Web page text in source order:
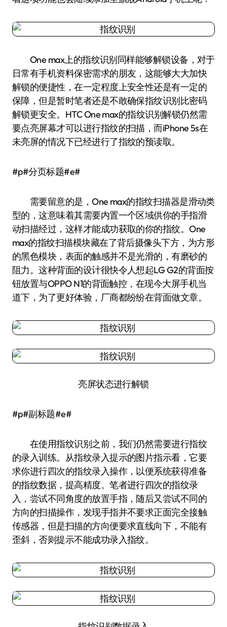
One max上的指纹识别同样能够解锁设备，对于
日常有手机资料保密需求的朋友，这能够大大加快
解锁的便捷性，在一定程度上安全性还是有一定的
保障，但是暂时笔者还是不敢确保指纹识别比密码
解锁更安全。HTC One max的指纹识别解锁仍然需
要点亮屏幕才可以进行指纹的扫描，而iPhone 5s在
未亮屏的情况下已经进行了指纹的预读取。
#p#分页标题#e#
需要留意的是，One max的指纹扫描器是滑动类
型的，这意味着其需要内置一个区域供你的手指滑
动扫描经过，这样才能成功获取的你的指纹。One
max的指纹扫描模块藏在了背后摄像头下方，为方形
的黑色模块，表面的触感并不是光滑的，有磨砂的
阻力。这种背面的设计很快令人想起LG G2的背面按
钮放置与OPPO N1的背面触控，在现今大屏手机当
道下，为了更好体验，厂商都纷纷在背面做文章。
亮屏状态进行解锁
#p#副标题#e#
在使用指纹识别之前，我们仍然需要进行指纹
的录入训练。从指纹录入提示的图片指示看，它要
求你进行四次的指纹录入操作，以便系统获得准备
的指纹数据，提高精度。笔者进行四次的指纹录
入，尝试不同角度的放置手指，随后又尝试不同的
方向的扫描操作，发现手指并不要求正面完全接触
传感器，但是扫描的方向便要求直线向下，不能有
歪斜，否则提示不能成功录入指纹。